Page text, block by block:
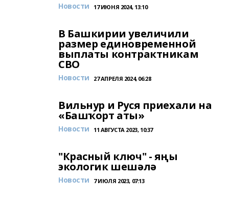
Новости 17 ИЮНЯ 2024, 13:10
В Башкирии увеличили
размер единовременной
выплаты контрактникам
СВО
Новости 27 АПРЕЛЯ 2024, 06:28
Вильнур и Руся приехали на
«Башҡорт аты»
Новости 11 АВГУСТА 2023, 10:37
"Красный ключ" - яңы
экологик шешәлә
Новости 7 ИЮЛЯ 2023, 07:13